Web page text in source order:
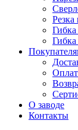
О заводе
Контакты